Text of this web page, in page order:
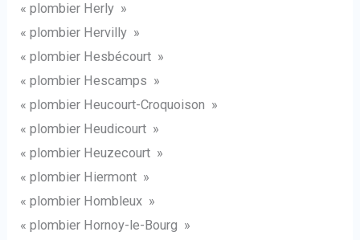
« plombier Herly »
« plombier Hervilly »
« plombier Hesbécourt »
« plombier Hescamps »
« plombier Heucourt-Croquoison »
« plombier Heudicourt »
« plombier Heuzecourt »
« plombier Hiermont »
« plombier Hombleux »
« plombier Hornoy-le-Bourg »